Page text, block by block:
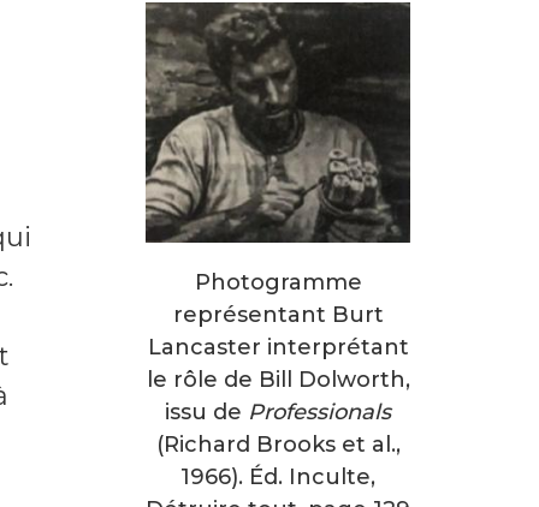
Photogramme
représentant Burt
Lancaster interprétant
le rôle de Bill Dolworth,
issu de Professionals
(Richard Brooks et al.,
1966). Éd. Inculte,